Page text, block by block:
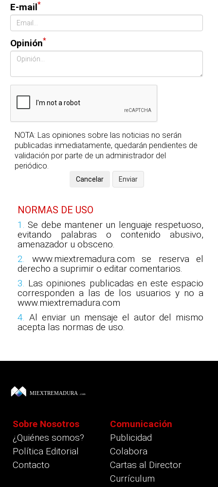
E-mail*
Opinión*
NOTA: Las opiniones sobre las noticias no serán
publicadas inmediatamente, quedarán pendientes de
validación por parte de un administrador del
periódico.
NORMAS DE USO
1. Se debe mantener un lenguaje respetuoso,
evitando palabras o contenido abusivo,
amenazador u obsceno.
2. www.miextremadura.com se reserva el
derecho a suprimir o editar comentarios.
3. Las opiniones publicadas en este espacio
corresponden a las de los usuarios y no a
www.miextremadura.com
4. Al enviar un mensaje el autor del mismo
acepta las normas de uso.
Sobre Nosotros
¿Quiénes somos?
Política Editorial
Contacto
Comunicación
Publicidad
Colabora
Cartas al Director
Currículum